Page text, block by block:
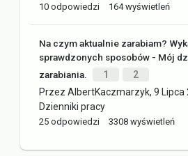
10 odpowiedzi 164 wyświetleń
Na czym aktualnie zarabiam?
sprawdzonych sposobów - Mój
zarabiania.
1
2
Przez AlbertKaczmarzyk, 9 Lipca
Dzienniki pracy
25 odpowiedzi 3308 wyświetleń